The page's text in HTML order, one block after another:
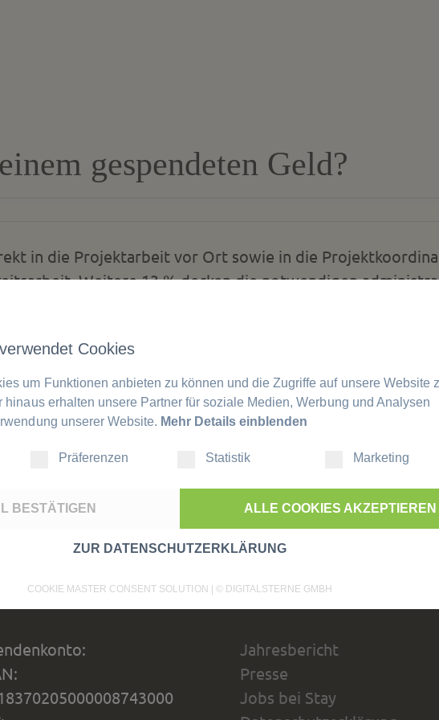
Cookies
um Funktionen anbieten zu können und die Zugriffe auf unsere Website
hinaus erhalten unsere Partner für soziale Medien, Werbung und Analysen
unserer Website. Mehr Details einblenden
Präferenzen Statistik Marketing
BESTÄTIGEN ALLE COOKIES AKZEPTIEREN
ZUR DATENSCHUTZERKLÄRUNG
COOKIE MASTER CONSENT SOLUTION | ©DIGITALSTERNE GMBH
gespendeten Geld?
in die Projektarbeit vor Ort sowie in die
Weitere 13 % decken die notwendigen
Wirkung zeigt.
Jahresbericht
Presse
Jobs bei Stay